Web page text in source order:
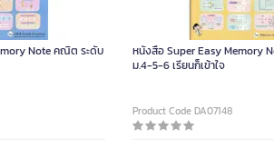
Note คณิต ระดับ
หนังสือ Super Easy Memory
ม.4-5-6 เรียนก็เข้าใจ
Product Code DA07148